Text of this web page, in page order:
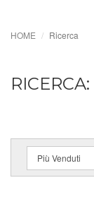
HOME Ricerca
RICERCA: